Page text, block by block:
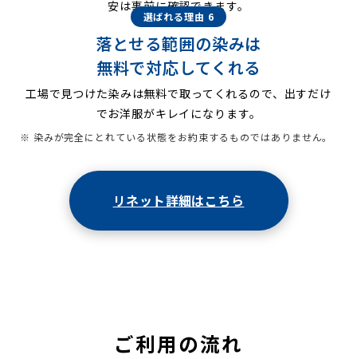
安は事前に確認できます。
選ばれる理由 6
落とせる範囲の染みは
無料で対応してくれる
工場で見つけた染みは無料で取ってくれるので、出すだけ
でお洋服がキレイになります。
※ 染みが完全にとれている状態をお約束するものではありません。
リネット詳細はこちら
ご利用の流れ